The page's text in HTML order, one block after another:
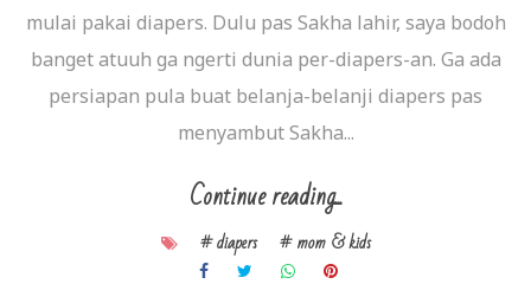
mulai pakai diapers. Dulu pas Sakha lahir, saya bodoh
banget atuuh ga ngerti dunia per-diapers-an. Ga ada
persiapan pula buat belanja-belanji diapers pas
menyambut Sakha...
Continue reading...
# diapers # mom & kids